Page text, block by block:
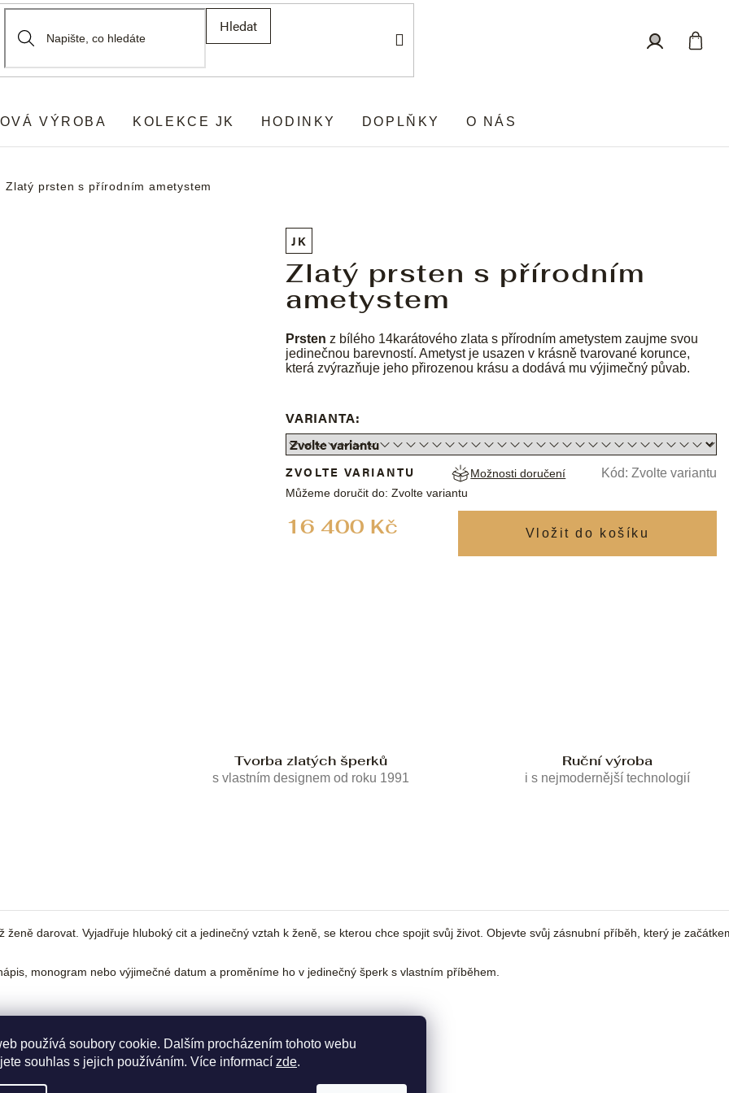
používá soubory cookie. Dalším procházením tohoto webu
souhlas s jejich používáním. Více informací zde.
Hledat
VÝROBA KOLEKCE JK HODINKY DOPLŇKY O NÁS
Zlatý prsten s přírodním ametystem
JK
Zlatý prsten s přírodním
ametystem
Prsten z bílého 14karátového zlata s přírodním ametystem zaujme svou
jedinečnou barevností. Ametyst je usazen v krásně tvarované korunce,
která zvýrazňuje jeho přirozenou krásu a dodává mu výjimečný půvab.
VARIANTA:
16 400 Kč
ZVOLTE VARIANTU
Můžeme doručit do: Zvolte variantu
Možnosti doručení Kód: Zvolte variantu
Tvorba zlatých šperků
s vlastním designem od roku 1991
Ruční výroba
i s nejmodernější technologií
darovat. Vyjadřuje hluboký cit a jedinečný vztah k ženě, se kterou chce spojit svůj život. Objevte svůj zásnubní příběh, který je
monogram nebo výjimečné datum a proměníme ho v jedinečný šperk s vlastním příběhem.